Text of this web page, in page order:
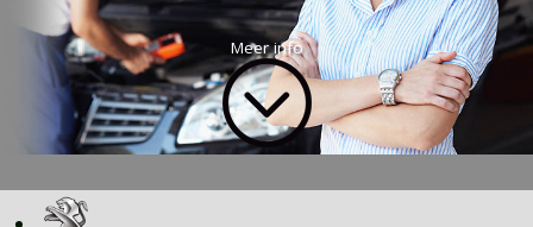
Meer info